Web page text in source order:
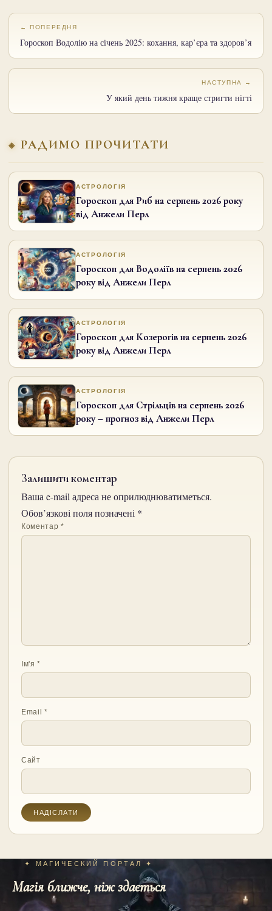
← ПОПЕРЕДНЯ
Гороскоп Водолію на січень 2025: кохання, кар’єра та здоров’я
НАСТУПНА →
У який день тижня краще стригти нігті
РАДИМО ПРОЧИТАТИ
АСТРОЛОГІЯ
Гороскоп для Риб на серпень 2026 року
від Анжели Перл
АСТРОЛОГІЯ
Гороскоп для Водоліїв на серпень 2026
року від Анжели Перл
АСТРОЛОГІЯ
Гороскоп для Козерогів на серпень 2026
року від Анжели Перл
АСТРОЛОГІЯ
Гороскоп для Стрільців на серпень 2026
року – прогноз від Анжели Перл
Залишити коментар
Ваша e-mail адреса не оприлюднюватиметься.
Обов’язкові поля позначені *
Коментар*
Ім'я*
Email*
Сайт
✦ МАГИЧЕСКИЙ ПОРТАЛ ✦
Магія ближче, ніж здається